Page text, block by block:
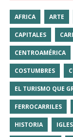
AFRICA ARTE
CAPITALES
CENTROAMÉRICA
COSTUMBRES
EL TURISMO QUE
FERROCARRILES
HISTORIA